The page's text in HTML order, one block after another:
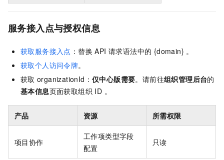
服务接入点与授权信息
获取服务接入点 ：替换 API 请求语法中的 {domain} 。
获取个人访问令牌。
获取 organizationId： 仅中心版需要。请前往组织管理后台的
基本信息页面获取组织 ID 。
产品 资源 所需权限
项目协作
工作项类型字段
配置
只读